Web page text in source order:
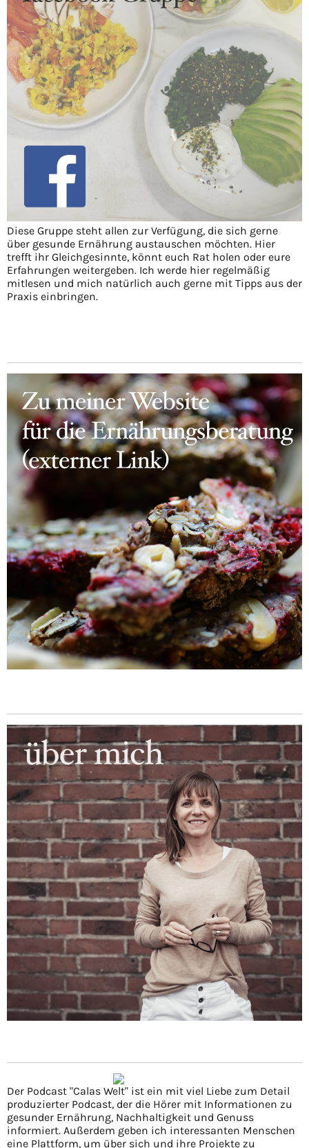
Diese Gruppe steht allen zur Verfügung, die sich gerne
über gesunde Ernährung austauschen möchten. Hier
trefft ihr Gleichgesinnte, könnt euch Rat holen oder eure
Erfahrungen weitergeben. Ich werde hier regelmäßig
mitlesen und mich natürlich auch gerne mit Tipps aus der
Praxis einbringen.
Der Podcast "Calas Welt" ist ein mit viel Liebe zum Detail
produzierter Podcast, der die Hörer mit Informationen zu
gesunder Ernährung, Nachhaltigkeit und Genuss
informiert. Außerdem geben ich interessanten Menschen
eine Plattform, um über sich und ihre Projekte zu